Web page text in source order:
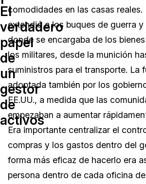
Precios de Redacción a
Redacción de vídeos
Redacción de documentos
Redacción de audio
Redacción de imágenes
Transcripción y Traducción
Industrias
Cuerpos Policiales
Transportación
Educación
El Gobierno
Sector Jurídico
Servicios Financieros
Precios
Recursos
Preguntas Frecuentes
Artículos
Casos Practicos
Centro de Ayuda
Videoteca
Eventos
El
verdadero
papel
de
un
gestor
de
activos
comodidades en las casas reales.
extendió a los buques de guerra
donde se encargaba de los
los militares, desde la munición
suministros para el transporte. La
adoptada también por los
EE.UU., a medida que las
empezaban a aumentar
Era importante centralizar el
compras y los gastos dentro del
forma más eficaz de hacerlo era
persona dentro de cada oficina